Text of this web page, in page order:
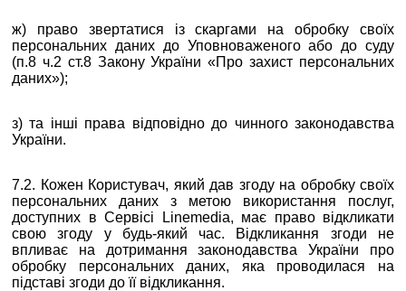
ж) право звертатися із скаргами на обробку своїх
персональних даних до Уповноваженого або до суду
(п.8 ч.2 ст.8 Закону України «Про захист персональних
даних»);
з) та інші права відповідно до чинного законодавства
України.
7.2. Кожен Користувач, який дав згоду на обробку своїх
персональних даних з метою використання послуг,
доступних в Сервісі Linemedia, має право відкликати
свою згоду у будь-який час. Відкликання згоди не
впливає на дотримання законодавства України про
обробку персональних даних, яка проводилася на
підставі згоди до її відкликання.